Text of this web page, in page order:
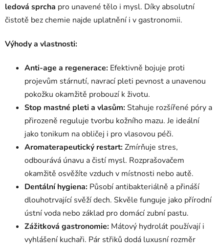
ledová sprcha pro unavené tělo i mysl. Díky absolutní
čistotě bez chemie najde uplatnění i v gastronomii.
Výhody a vlastnosti:
Anti-age a regenerace: Efektivně bojuje proti
projevům stárnutí, navrací pleti pevnost a unavenou
pokožku okamžitě probouzí k životu.
Stop mastné pleti a vlasům:Stahuje rozšířené póry a
přirozeně reguluje tvorbu kožního mazu. Je ideální
jako tonikum na obličej i pro vlasovou péči.
Aromaterapeutický restart:Zmírňuje stres,
odbourává únavu a čistí mysl. Rozprašovačem
okamžitě osvěžíte vzduch v místnosti nebo autě.
Dentální hygiena: Působí antibakteriálně a přináší
dlouhotrvající svěží dech. Skvěle funguje jako přírodní
ústní voda nebo základ pro domácí zubní pastu.
Zážitková gastronomie: Mátový hydrolát používají i
vyhlášení kuchaři. Pár střiků dodá luxusní rozměr